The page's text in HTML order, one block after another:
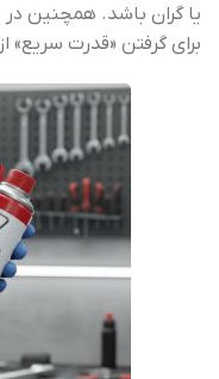
یا گران باشد. همچنین در
برای گرفتن «قدرت